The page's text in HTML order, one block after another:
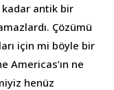
kadar antik bir
Çözümü
için mi böyle bir
Americas’ın ne
henüz